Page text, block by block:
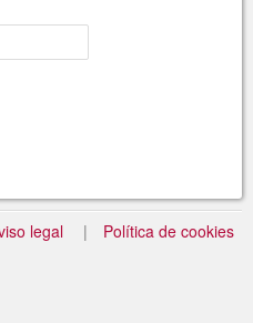
legal Política de cookies